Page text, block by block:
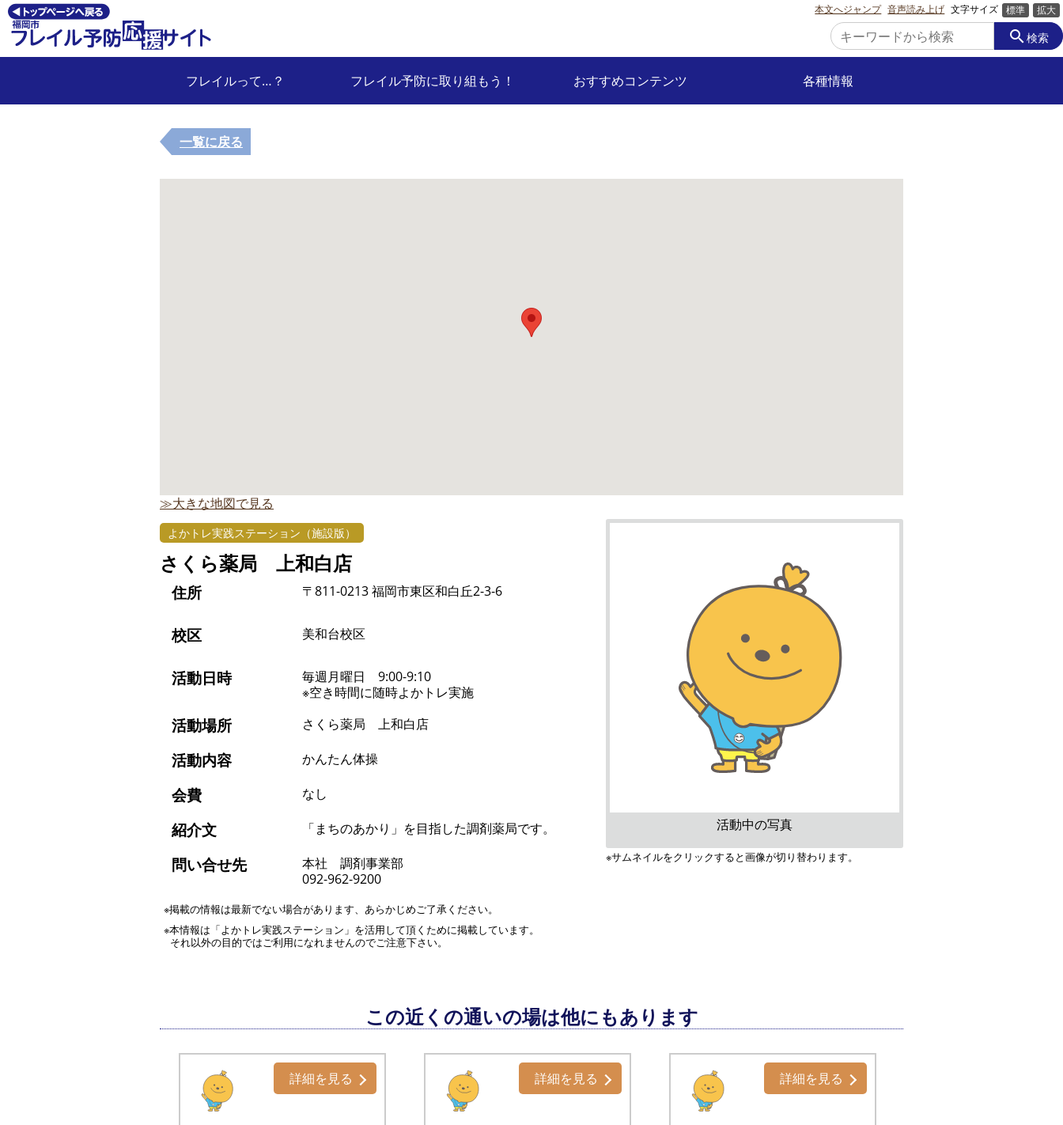
本文へジャンプ 音声読み上げ 文字サイズ 標準 拡大
search検索
フレイルって…？ フレイル予防に取り組もう！ おすすめコンテンツ 各種情報
一覧に戻る
≫大きな地図で見る
よかトレ実践ステーション（施設版）
さくら薬局 上和白店
住所 〒811-0213 福岡市東区和白丘2-3-6
校区 美和台校区
活動日時
毎週月曜日 9:00-9:10
※空き時間に随時よかトレ実施
活動場所 さくら薬局 上和白店
活動内容 かんたん体操
会費 なし
紹介文 「まちのあかり」を目指した調剤薬局です。
問い合せ先
本社 調剤事業部
092-962-9200
※掲載の情報は最新でない場合があります、あらかじめご了承ください。
※本情報は「よかトレ実践ステーション」を活用して頂くために掲載しています。
それ以外の目的ではご利用になれませんのでご注意下さい。
活動中の写真
※サムネイルをクリックすると画像が切り替わります。
この近くの通いの場は他にもあります
詳細を見る 詳細を見る 詳細を見る